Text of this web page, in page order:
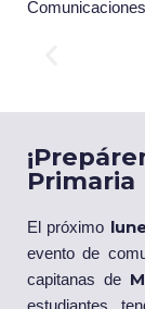
Primaria
El próximo
evento de
capitanas de